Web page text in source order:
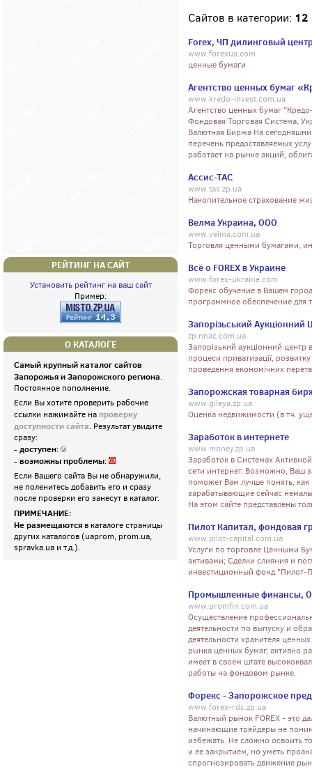
РЕЙТИНГ НА САЙТ
Установить рейтинг на ваш сайт
Пример:
О КАТАЛОГЕ
Самый крупный каталог сайтов
Запорожья и Запорожского региона.
Постоянное пополнение.
Если Вы хотите проверить рабочие
ссылки нажимайте на проверку
доступности сайта. Результат увидите
сразу:
- доступен:
- возможны проблемы:
Если Вашего сайта Вы не обнаружили,
не поленитесь добавить его и сразу
после проверки его занесут в каталог.
ПРИМЕЧАНИЕ:
Не размещаются в каталоге страницы
других каталогов (uaprom, prom.ua,
spravka.ua и т.д.).
Сайтов в категории: 12
Forex, ЧП дилинговый
www.forexua.com
ценные бумаги
Агентство ценных бумаг
www.kredo-invest.com.ua
Агентство ценных бумаг
Фондовая Торговая Система,
Валютная Биржа На
перечень предоставляемых
работает на рынке акций,
Ассис-ТАС
www.tas.zp.ua
Накопительное страхование
Велма Украина, ООО
www.velma.com.ua
Торговля ценными бумагами,
Всё о FOREX в Украине
www.forex-ukraine.com
Форекс обучение в Вашем
программное обеспечение для
Запорізьський Аукціонний
zp.nnac.com.ua
Запорізький аукціонний
процеси приватизації,
проведення економічних
Запорожская товарная
www.gileya.zp.ua
Оценка недвижимости (в т.ч.
Заработок в интернете
www.money.zp.ua
Заработок в Системах
сети интернет. Возможно, Ваш
поможет Вам лучше понять, как
зарабатывающие сейчас
На этом сайте представлены
Пилот Капитал, фондовая
www.pilot-capital.com.ua
Услуги по торговле Ценными
активами; Сделки слияния и
инвестиционный фонд "Пилот-
Промышленные финансы,
www.promfin.com.ua
Осуществление
деятельности по выпуску и
деятельности хранителя
рынка ценных бумаг, активно
имеет в своем штате
работы на фондовом рынке.
Форекс - Запорожское
www.forex-rdc.zp.ua
Валютный рынок FOREX - это
начинающие трейдеры не
избежать. Не сложно освоить
и ее закрытием, но уметь
спрогнозировать движение